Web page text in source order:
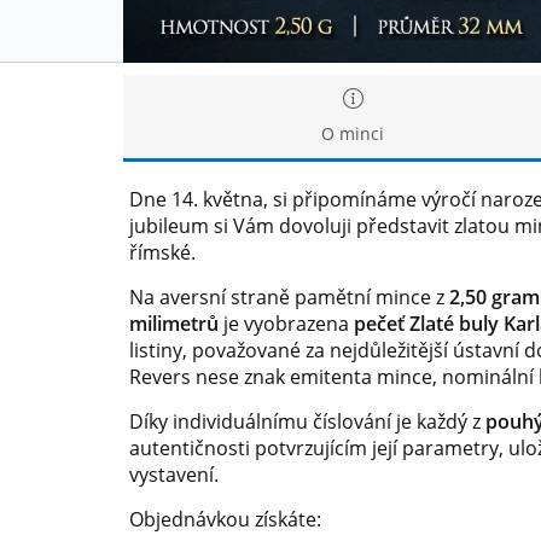
O minci
Dne 14. května, si připomínáme výročí
jubileum si Vám dovoluji představit zlatou
římské.
Na aversní straně pamětní mince z2,50
milimetrů je vyobrazena pečeť Zlaté buly
listiny, považované za nejdůležitější ústavní
Revers nese znak emitenta mince,
Díky individuálnímu číslování je každý z
autentičnosti potvrzujícím její parametry,
vystavení.
Objednávkou získáte: